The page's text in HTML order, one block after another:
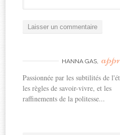
HANNA GAS,
Passionnée par les subtilités de
les règles de savoir-vivre, et les
raffinements de la politesse...